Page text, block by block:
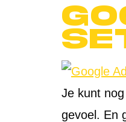
Je kunt
gevoel. En